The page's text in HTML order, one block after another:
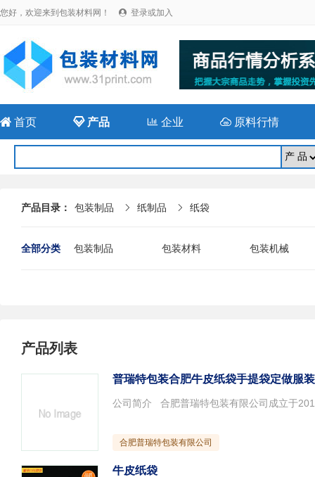
您好，欢迎来到包装材料网！  登录或加入
 首页 产品 企业 原料行情
产品目录： 包装制品  纸制品  纸袋
全部分类 包装制品 包装材料 包装机械
产品列表
普瑞特包装合肥牛皮纸袋手提袋定做服
合肥普瑞特包装有限公司
牛皮纸袋